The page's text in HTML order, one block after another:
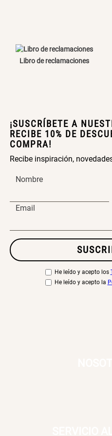
Libro de reclamaciones
¡SUSCRÍBETE A
RECIBE 10% DE
COMPRA!
Recibe inspiración,
Nombre
Email
He leído y acepto los
He leído y acepto la
S/ 39.90